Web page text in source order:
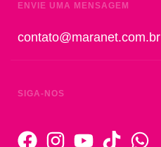
ENVIE UMA MENSAGEM
contato@maranet.com.br
SIGA-NOS